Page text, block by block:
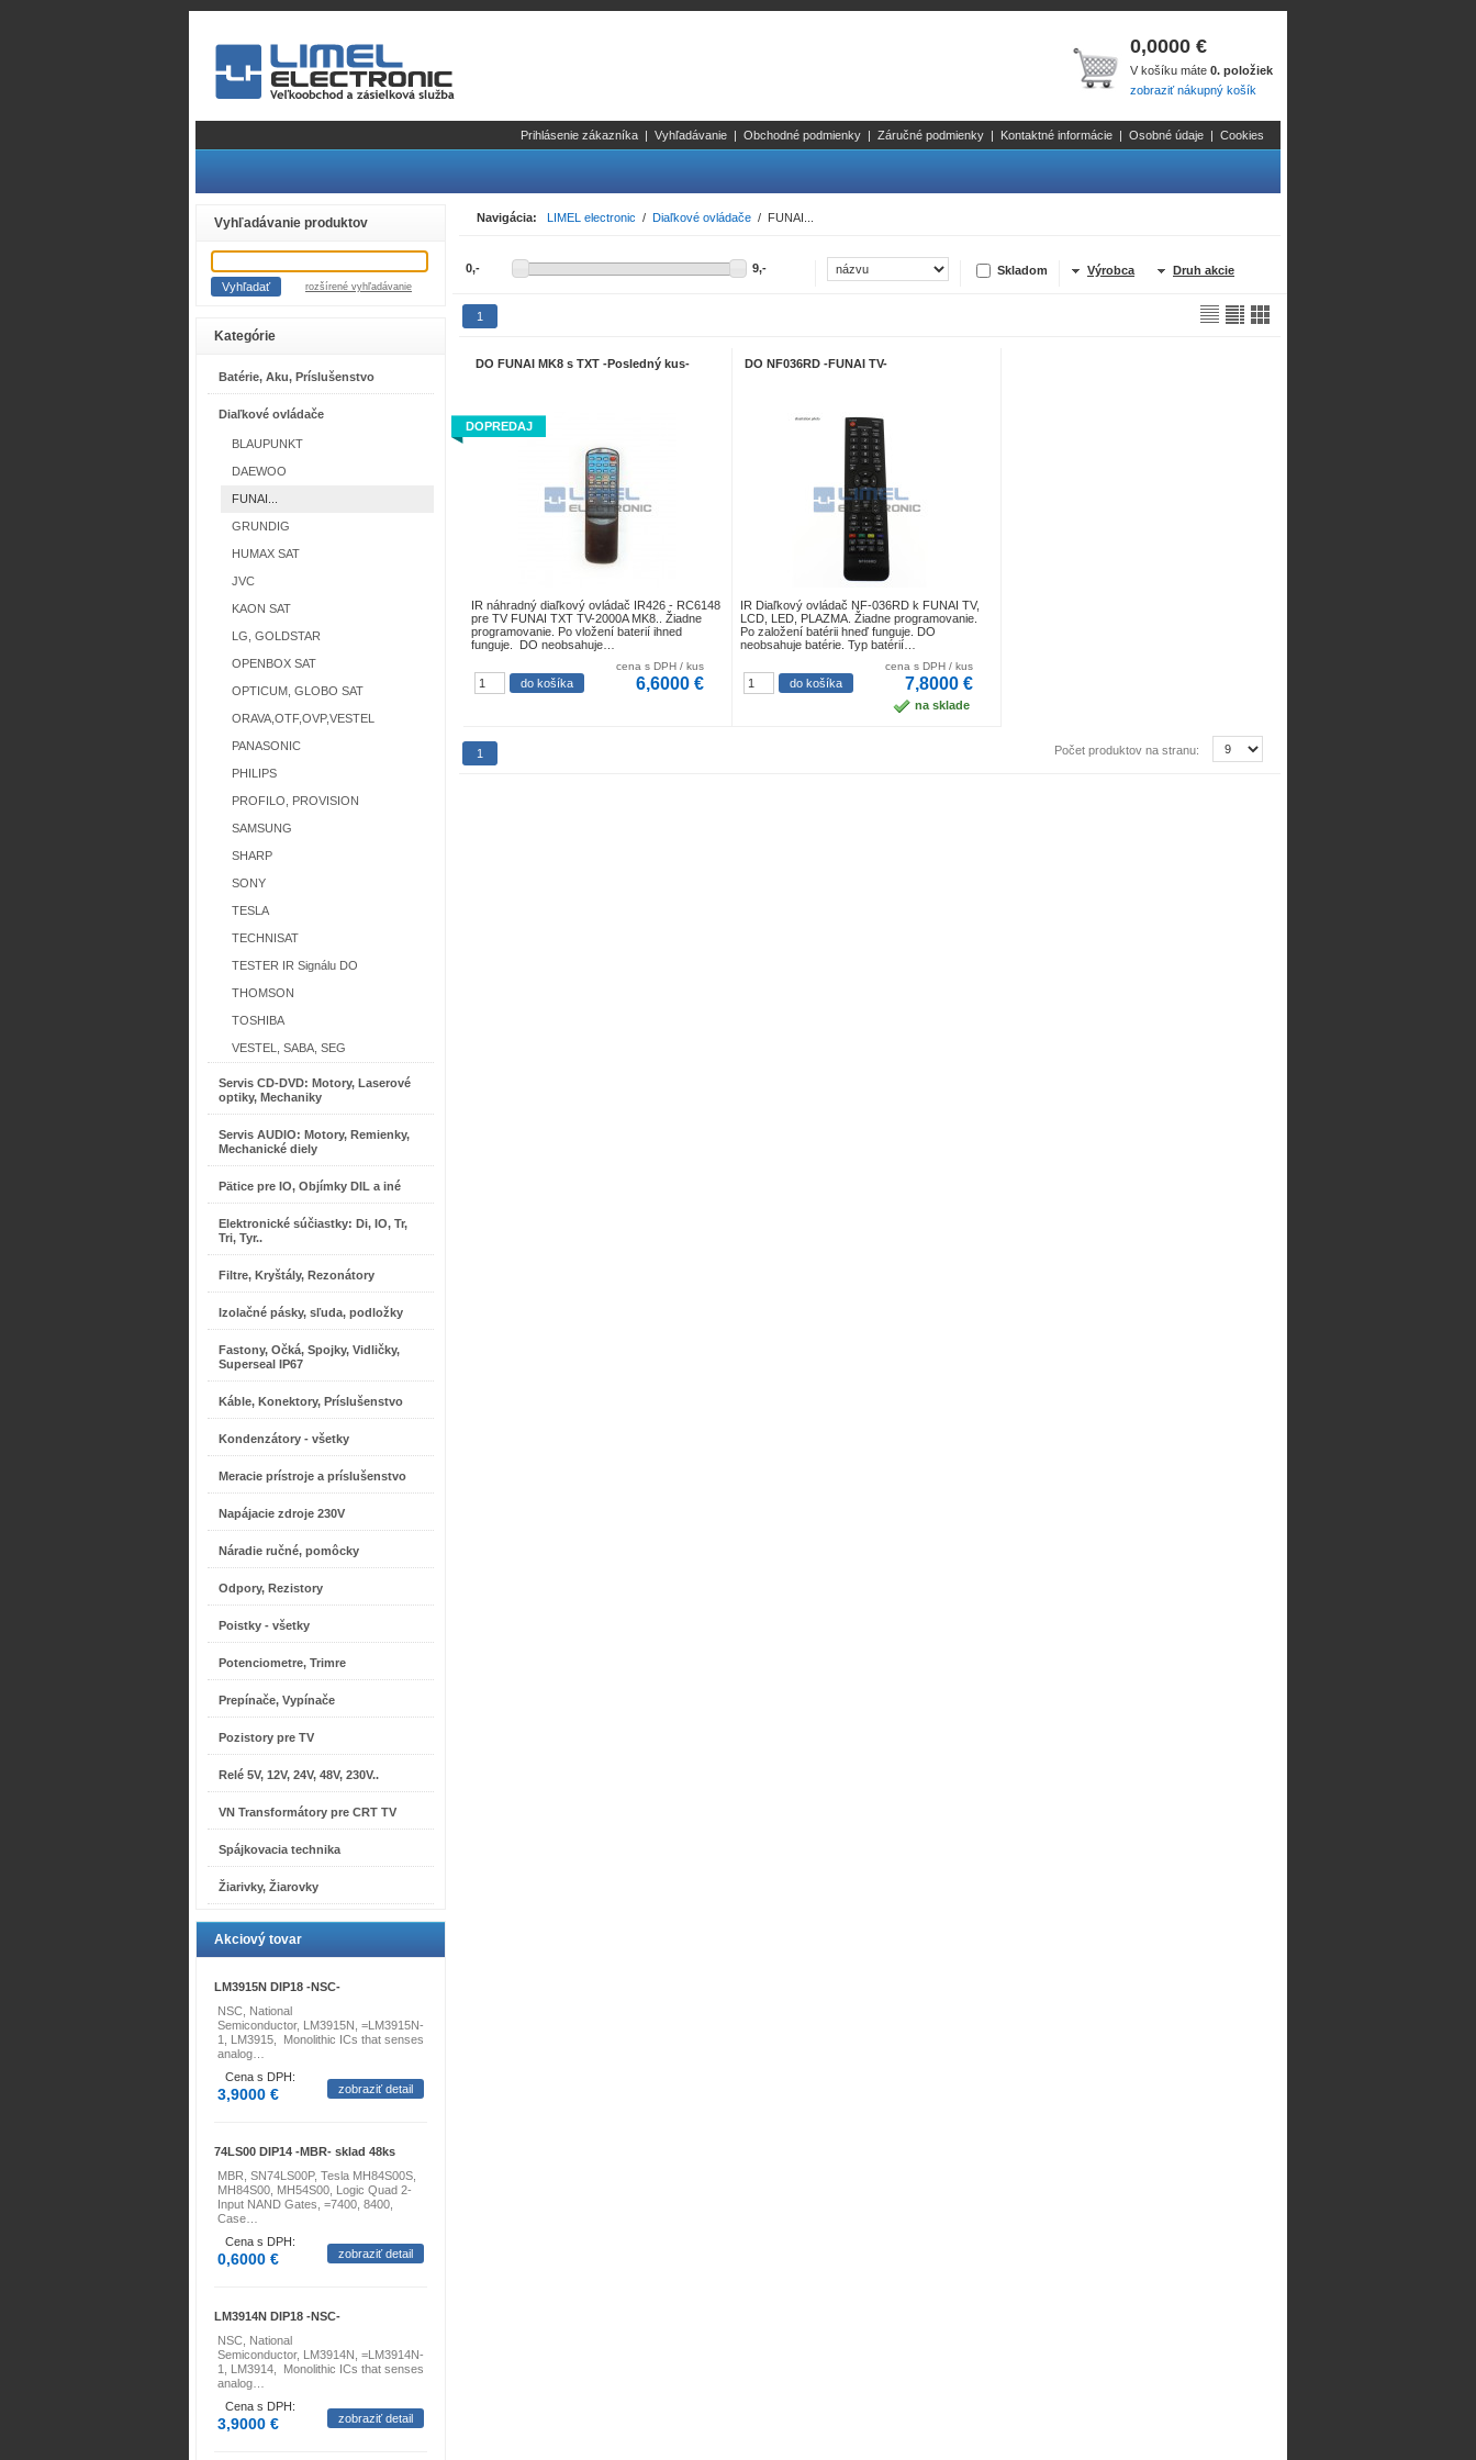
0,0000 €
V košíku máte 0. položiek
zobraziť nákupný košík
Prihlásenie zákazníka | Vyhľadávanie | Obchodné podmienky | Záručné podmienky | Kontaktné informácie | Osobné údaje | Cookies
Vyhľadávanie produktov
rozšírené vyhľadávanie
Kategórie
Batérie, Aku, Príslušenstvo
Diaľkové ovládače
BLAUPUNKT
DAEWOO
FUNAI...
GRUNDIG
HUMAX SAT
JVC
KAON SAT
LG, GOLDSTAR
OPENBOX SAT
OPTICUM, GLOBO SAT
ORAVA,OTF,OVP,VESTEL
PANASONIC
PHILIPS
PROFILO, PROVISION
SAMSUNG
SHARP
SONY
TESLA
TECHNISAT
TESTER IR Signálu DO
THOMSON
TOSHIBA
VESTEL, SABA, SEG
Servis CD-DVD: Motory, Laserové
optiky, Mechaniky
Servis AUDIO: Motory, Remienky,
Mechanické diely
Pätice pre IO, Objímky DIL a iné
Elektronické súčiastky: Di, IO, Tr,
Tri, Tyr..
Filtre, Kryštály, Rezonátory
Izolačné pásky, sľuda, podložky
Fastony, Očká, Spojky, Vidličky,
Superseal IP67
Káble, Konektory, Príslušenstvo
Kondenzátory - všetky
Meracie prístroje a príslušenstvo
Napájacie zdroje 230V
Náradie ručné, pomôcky
Odpory, Rezistory
Poistky - všetky
Potenciometre, Trimre
Prepínače, Vypínače
Pozistory pre TV
Relé 5V, 12V, 24V, 48V, 230V..
VN Transformátory pre CRT TV
Spájkovacia technika
Žiarivky, Žiarovky
Akciový tovar
LM3915N DIP18 -NSC-
NSC, National
Semiconductor, LM3915N, =LM3915N-
1, LM3915, Monolithic ICs that senses
analog…
Cena s DPH:
3,9000 € zobraziť detail
74LS00 DIP14 -MBR- sklad 48ks
MBR, SN74LS00P, Tesla MH84S00S,
MH84S00, MH54S00, Logic Quad 2-
Input NAND Gates, =7400, 8400,
Case…
Cena s DPH:
0,6000 € zobraziť detail
LM3914N DIP18 -NSC-
NSC, National
Semiconductor, LM3914N, =LM3914N-
1, LM3914, Monolithic ICs that senses
analog…
Cena s DPH:
3,9000 € zobraziť detail
Navigácia: LIMEL electronic / Diaľkové ovládače / FUNAI...
Skladom Výrobca Druh akcie
1
DO FUNAI MK8 s TXT -Posledný kus-
DOPREDAJ
IR náhradný diaľkový ovládač IR426 - RC6148
pre TV FUNAI TXT TV-2000A MK8.. Žiadne
programovanie. Po vložení baterií ihned
funguje. DO neobsahuje…
cena s DPH / kus
6,6000 €
DO NF036RD -FUNAI TV-
IR Diaľkový ovládač NF-036RD k FUNAI TV,
LCD, LED, PLAZMA. Žiadne programovanie.
Po založení batérii hneď funguje. DO
neobsahuje batérie. Typ batérií…
cena s DPH / kus
7,8000 €
na sklade
1 Počet produktov na stranu: